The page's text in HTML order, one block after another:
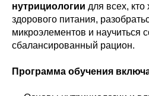
нутрициологии для всех, кто
здорового питания,
микроэлементов и научиться
сбалансированный рацион.
Программа обучения